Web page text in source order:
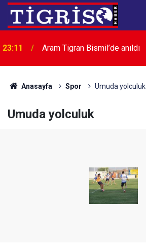
23:11 Aram Tigran Bismil’de anıldı
Anasayfa Spor Umuda yolculuk
Umuda yolculuk